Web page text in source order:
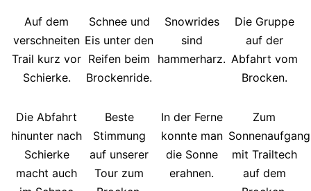
Auf dem
verschneiten
Trail kurz vor
Schierke.
Schnee und
Eis unter den
Reifen beim
Brockenride.
Snowrides
sind
hammerharz.
Die Gruppe
auf der
Abfahrt vom
Brocken.
Die Abfahrt
hinunter nach
Schierke
macht auch
Beste
Stimmung
auf unserer
Tour zum
In der Ferne
konnte man
die Sonne
erahnen.
Zum
Sonnenaufgang
mit Trailtech
auf dem